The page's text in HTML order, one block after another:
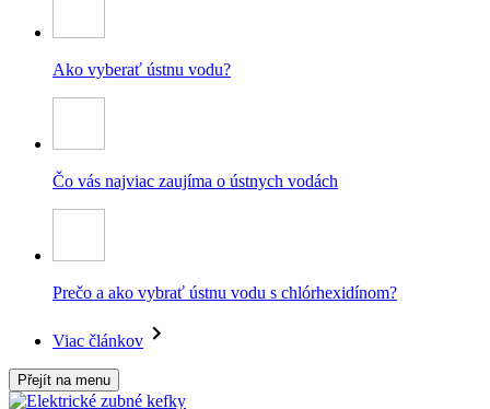
Ako vyberať ústnu vodu?
Čo vás najviac zaujíma o ústnych vodách
Prečo a ako vybrať ústnu vodu s chlórhexidínom?
Viac článkov
Přejít na menu